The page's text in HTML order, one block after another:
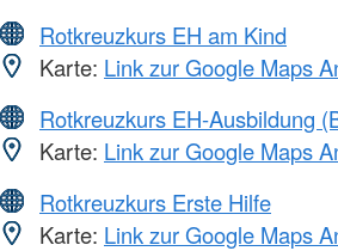
Rotkreuzkurs EH am Kind
Karte: Link zur Google Maps
Rotkreuzkurs EH-Ausbildung
Karte: Link zur Google Maps
Rotkreuzkurs Erste Hilfe
Karte: Link zur Google Maps